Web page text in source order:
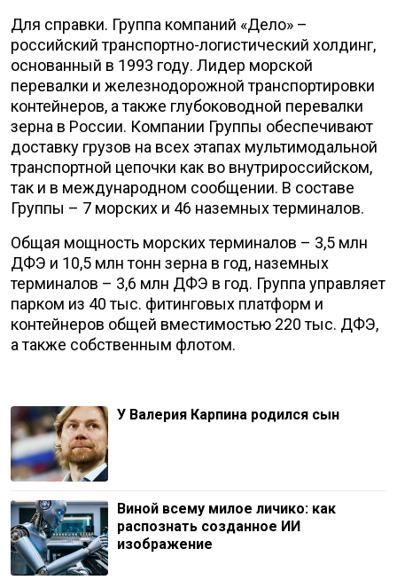
Для справки. Группа компаний «Дело» –
российский транспортно-логистический холдинг,
основанный в 1993 году. Лидер морской
перевалки и железнодорожной транспортировки
контейнеров, а также глубоководной перевалки
зерна в России. Компании Группы обеспечивают
доставку грузов на всех этапах мультимодальной
транспортной цепочки как во внутрироссийском,
так и в международном сообщении. В составе
Группы – 7 морских и 46 наземных терминалов.
Общая мощность морских терминалов – 3,5 млн
ДФЭ и 10,5 млн тонн зерна в год, наземных
терминалов – 3,6 млн ДФЭ в год. Группа управляет
парком из 40 тыс. фитинговых платформ и
контейнеров общей вместимостью 220 тыс. ДФЭ,
а также собственным флотом.
У Валерия Карпина родился сын
Виной всему милое личико: как
распознать созданное ИИ
изображение